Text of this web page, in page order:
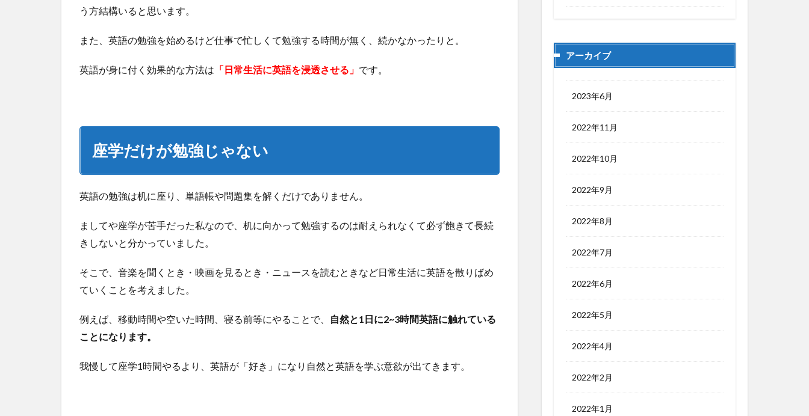
う方結構いると思います。
また、英語の勉強を始めるけど仕事で忙しくて勉強する時間が無く、続かなかったりと。
英語が身に付く効果的な方法は 「日常生活に英語を浸透させる」 です。
座学だけが勉強じゃない
英語の勉強は机に座り、単語帳や問題集を解くだけでありません。
ましてや座学が苦手だった私なので、机に向かって勉強するのは耐えられなくて必ず飽きて長続
きしないと分かっていました。
そこで、音楽を聞くとき・映画を見るとき・ニュースを読むときなど日常生活に英語を散りばめ
ていくことを考えました。
例えば、移動時間や空いた時間、寝る前等にやることで、
自然と1日に2~3時間英語に触れている
ことになります。
我慢して座学1時間やるより、英語が「好き」になり自然と英語を学ぶ意欲が出てきます。
アーカイブ
2023年6月
2022年11月
2022年10月
2022年9月
2022年8月
2022年7月
2022年6月
2022年5月
2022年4月
2022年2月
2022年1月